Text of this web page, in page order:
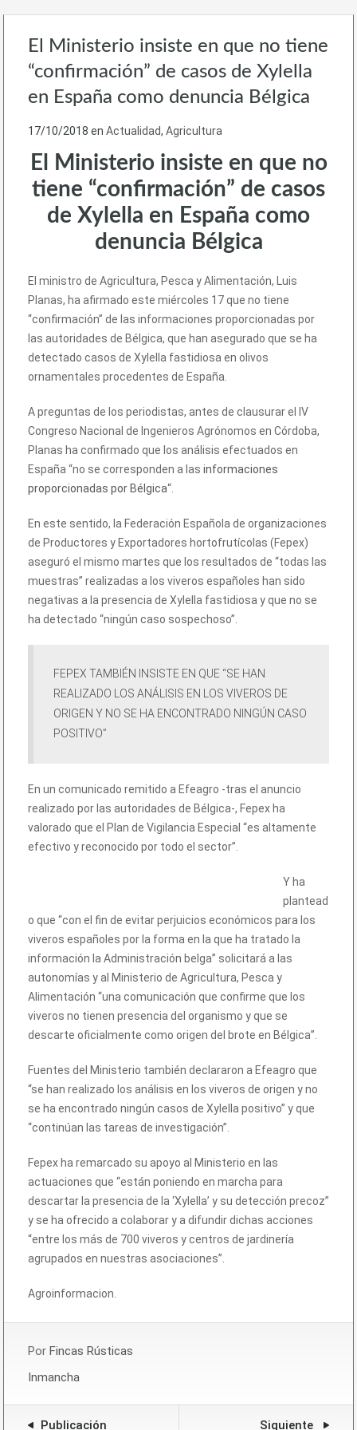
El Ministerio insiste en que no tiene
“confirmación” de casos de Xylella
en España como denuncia Bélgica
17/10/2018 en Actualidad, Agricultura
El Ministerio insiste en que no
tiene “confirmación” de casos
de Xylella en España como
denuncia Bélgica
El ministro de Agricultura, Pesca y Alimentación, Luis
Planas, ha afirmado este miércoles 17 que no tiene
“confirmación” de las informaciones proporcionadas por
las autoridades de Bélgica, que han asegurado que se ha
detectado casos de Xylella fastidiosa en olivos
ornamentales procedentes de España.
A preguntas de los periodistas, antes de clausurar el IV
Congreso Nacional de Ingenieros Agrónomos en Córdoba,
Planas ha confirmado que los análisis efectuados en
España “no se corresponden a las informaciones
proporcionadas por Bélgica“.
En este sentido, la Federación Española de organizaciones
de Productores y Exportadores hortofrutícolas (Fepex)
aseguró el mismo martes que los resultados de “todas las
muestras” realizadas a los viveros españoles han sido
negativas a la presencia de Xylella fastidiosa y que no se
ha detectado “ningún caso sospechoso”.
FEPEX TAMBIÉN INSISTE EN QUE “SE HAN
REALIZADO LOS ANÁLISIS EN LOS VIVEROS DE
ORIGEN Y NO SE HA ENCONTRADO NINGÚN CASO
POSITIVO”
En un comunicado remitido a Efeagro -tras el anuncio
realizado por las autoridades de Bélgica-, Fepex ha
valorado que el Plan de Vigilancia Especial “es altamente
efectivo y reconocido por todo el sector”.
Y ha
plantead
o que “con el fin de evitar perjuicios económicos para los
viveros españoles por la forma en la que ha tratado la
información la Administración belga” solicitará a las
autonomías y al Ministerio de Agricultura, Pesca y
Alimentación “una comunicación que confirme que los
viveros no tienen presencia del organismo y que se
descarte oficialmente como origen del brote en Bélgica”.
Fuentes del Ministerio también declararon a Efeagro que
“se han realizado los análisis en los viveros de origen y no
se ha encontrado ningún casos de Xylella positivo” y que
“continúan las tareas de investigación”.
Fepex ha remarcado su apoyo al Ministerio en las
actuaciones que “están poniendo en marcha para
descartar la presencia de la ‘Xylella’ y su detección precoz”
y se ha ofrecido a colaborar y a difundir dichas acciones
“entre los más de 700 viveros y centros de jardinería
agrupados en nuestras asociaciones”.
Agroinformacion.
Por Fincas Rústicas
Inmancha
Publicación Siguiente